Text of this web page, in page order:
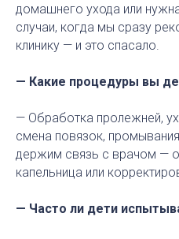
домашнего ухода или
случаи, когда мы сразу
клинику — и это спасало.
— Какие процедуры вы
— Обработка пролежней,
смена повязок,
держим связь с врачом —
капельница или
— Часто ли дети